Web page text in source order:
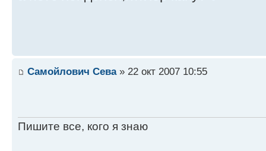
Самойлович Сева» 22 окт 2007 10:55
Пишите все, кого я знаю